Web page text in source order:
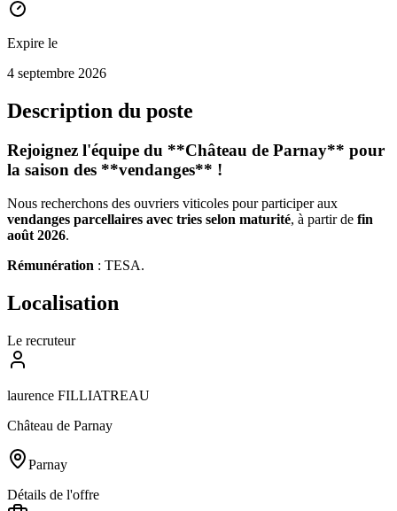
Expire le
4 septembre 2026
Description du poste
Rejoignez l'équipe du **Château de Parnay** pour
la saison des **vendanges** !
Nous recherchons des ouvriers viticoles pour participer aux
vendanges parcellaires avec tries selon maturité, à partir de fin
août 2026.
Rémunération : TESA.
Localisation
Le recruteur
laurence FILLIATREAU
Château de Parnay
Parnay
Détails de l'offre